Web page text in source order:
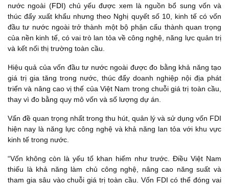
nước ngoài (FDI) chủ yếu được xem là nguồn bổ sung vốn và
thúc đẩy xuất khẩu nhưng theo Nghị quyết số 10, kinh tế có vốn
đầu tư nước ngoài trở thành một bộ phận cấu thành quan trọng
của nền kinh tế, có vai trò lan tỏa về công nghệ, năng lực quản trị
và kết nối thị trường toàn cầu.
Hiệu quả của vốn đầu tư nước ngoài được đo bằng khả năng tạo
giá trị gia tăng trong nước, thúc đẩy doanh nghiệp nội địa phát
triển và nâng cao vị thế của Việt Nam trong chuỗi giá trị toàn cầu,
thay vì đo bằng quy mô vốn và số lượng dự án.
Vấn đề quan trọng nhất trong thu hút, quản lý và sử dụng vốn FDI
hiện nay là năng lực công nghệ và khả năng lan tỏa với khu vực
kinh tế trong nước.
“Vốn không còn là yếu tố khan hiếm như trước. Điều Việt Nam
thiếu là khả năng làm chủ công nghệ, nâng cao năng suất và
tham gia sâu vào chuỗi giá trị toàn cầu. Vốn FDI có thể đóng vai